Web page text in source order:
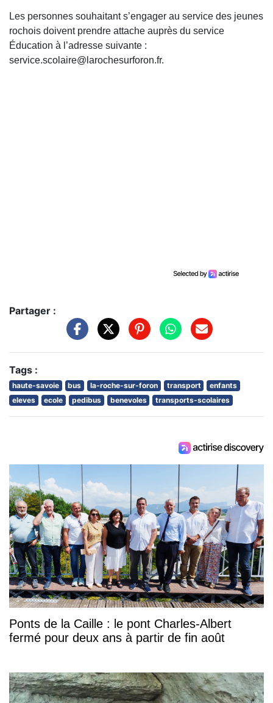
Les personnes souhaitant s’engager au service des jeunes
rochois doivent prendre attache auprès du service
Éducation à l’adresse suivante :
service.scolaire@larochesurforon.fr.
Partager :
Tags :
haute-savoie bus la-roche-sur-foron transport
enfants
eleves
ecole pedibus benevoles transports-scolaires
Ponts de la Caille : le pont Charles-Albert
fermé pour deux ans à partir de fin août